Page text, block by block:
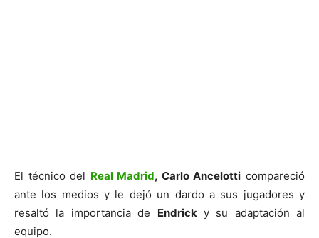
El técnico del Real Madrid, Carlo Ancelotti compareció
ante los medios y le dejó un dardo a sus jugadores y
resaltó la importancia de Endricky su adaptación al
equipo.